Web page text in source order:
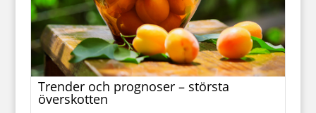
Trender och prognoser – största
överskotten